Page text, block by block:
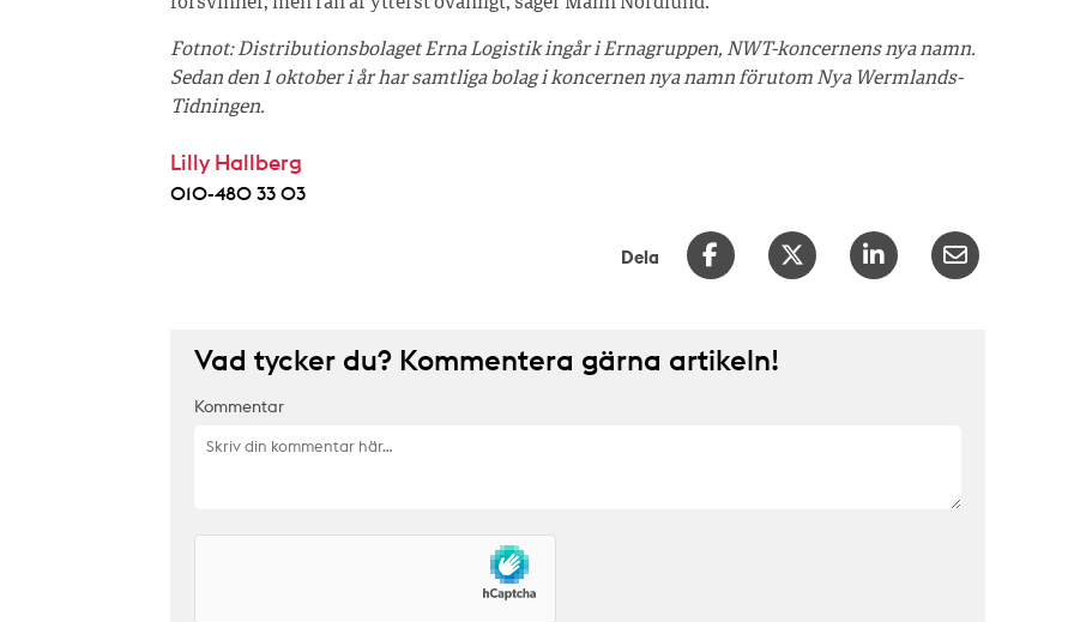
Fotnot: Distributionsbolaget Erna Logistik ingår i Ernagruppen, NWT-koncernens nya namn.
Sedan den 1 oktober i år har samtliga bolag i koncernen nya namn förutom Nya Wermlands-
Tidningen.
Lilly Hallberg
010-480 33 03
Dela
Vad tycker du? Kommentera gärna artikeln!
Kommentar